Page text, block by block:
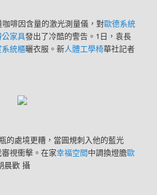
啡因含量的激光測量儀，對歐德系統
家具發出了冷酷的警告。1日，袁長
統櫃曬衣服。新人體工學椅華社記者
的處境更糟，當圓規刺入他的藍光
視衝擊。在家幸福空間中調換燈膽歐
晨歡 攝